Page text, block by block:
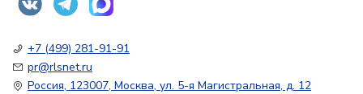
+7 (499) 281-91-91
pr@rlsnet.ru
Россия, 123007, Москва, ул. 5-я Магистральная, д. 12